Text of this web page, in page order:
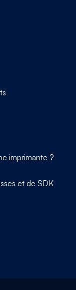
imprimante ?
et de SDK